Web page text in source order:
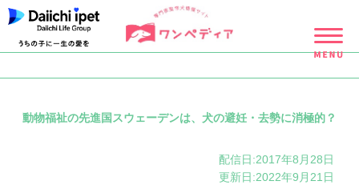
動物福祉の先進国スウェーデンは、犬の避妊・去勢に消極的？
配信日:2017年8月28日
更新日:2022年9月21日